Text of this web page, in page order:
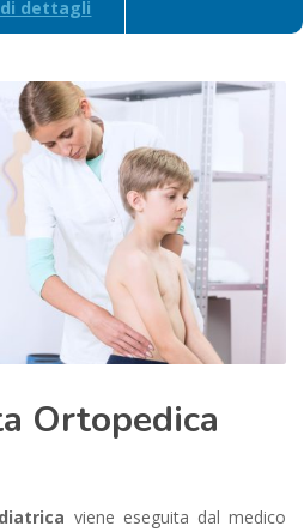
dettagli
Ortopedica
viene eseguita dal medico